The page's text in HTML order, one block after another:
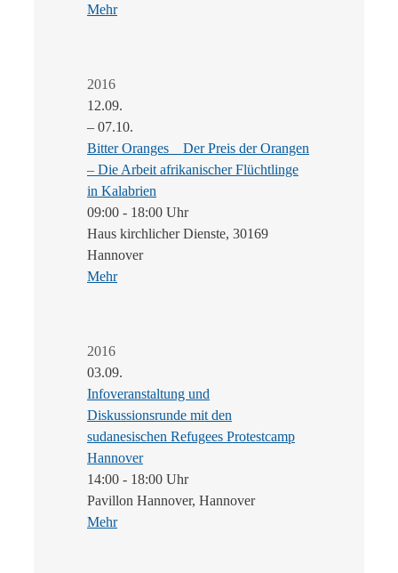
Mehr
2016
12.09.
– 07.10.
Bitter Oranges _ Der Preis der Orangen
– Die Arbeit afrikanischer Flüchtlinge
in Kalabrien
09:00 - 18:00 Uhr
Haus kirchlicher Dienste, 30169
Hannover
Mehr
2016
03.09.
Infoveranstaltung und
Diskussionsrunde mit den
sudanesischen Refugees Protestcamp
Hannover
14:00 - 18:00 Uhr
Pavillon Hannover, Hannover
Mehr